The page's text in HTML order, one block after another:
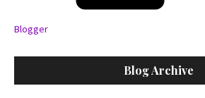
Blogger
Blog Archive